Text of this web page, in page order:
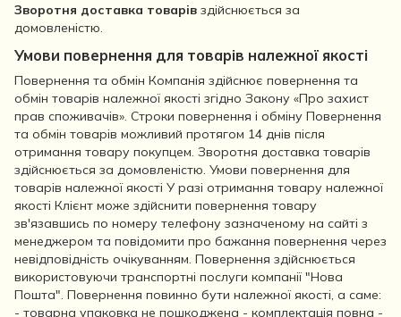
Зворотня доставка товарів здійснюється за
домовленістю.
Умови повернення для товарів належної якості
Повернення та обмін Компанія здійснює повернення та
обмін товарів належної якості згідно Закону «Про захист
прав споживачів». Строки повернення і обміну Повернення
та обмін товарів можливий протягом 14 днів після
отримання товару покупцем. Зворотня доставка товарів
здійснюється за домовленістю. Умови повернення для
товарів належної якості У разі отримання товару належної
якості Клієнт може здійснити повернення товару
зв'язавшись по номеру телефону зазначеному на сайті з
менеджером та повідомити про бажання повернення через
невідповідність очікуванням. Повернення здійснюється
використовуючи транспортні послуги компанії "Нова
Пошта". Повернення повинно бути належної якості, а саме:
- товарна упаковка не пошкоджена - комплектація повна -